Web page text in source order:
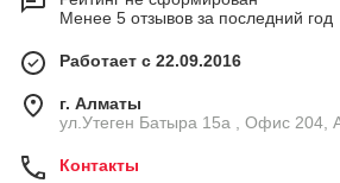
Менее 5 отзывов за последний год
Работает с 22.09.2016
г. Алматы
ул.Утеген Батыра 15а , Офис 204,
Контакты